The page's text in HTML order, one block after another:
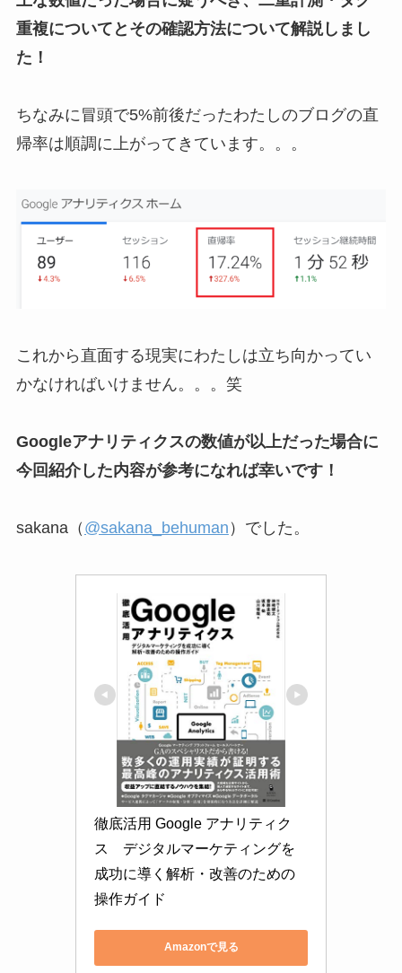
重複についてとその確認方法について解説しまし
た！
ちなみに冒頭で5%前後だったわたしのブログの直
帰率は順調に上がってきています。。。
これから直面する現実にわたしは立ち向かってい
かなければいけません。。。笑
Googleアナリティクスの数値が以上だった場合に
今回紹介した内容が参考になれば幸いです！
sakana（ @sakana_behuman ）でした。
徹底活用 Google アナリティク
ス　デジタルマーケティングを
成功に導く解析・改善のための
操作ガイド
Amazonで見る